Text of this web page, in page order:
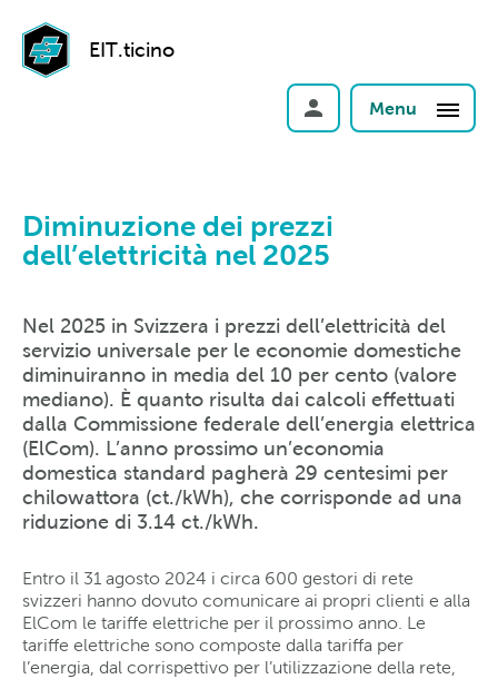
EIT.ticino
Menu
Diminuzione dei prezzi
dell’elettricità nel 2025
Nel 2025 in Svizzera i prezzi dell’elettricità del
servizio universale per le economie domestiche
diminuiranno in media del 10 per cento (valore
mediano). È quanto risulta dai calcoli effettuati
dalla Commissione federale dell’energia elettrica
(ElCom). L’anno prossimo un’economia
domestica standard pagherà 29 centesimi per
chilowattora (ct./kWh), che corrisponde ad una
riduzione di 3.14 ct./kWh.
Entro il 31 agosto 2024 i circa 600 gestori di rete
svizzeri hanno dovuto comunicare ai propri clienti e alla
ElCom le tariffe elettriche per il prossimo anno. Le
tariffe elettriche sono composte dalla tariffa per
l’energia, dal corrispettivo per l’utilizzazione della rete,